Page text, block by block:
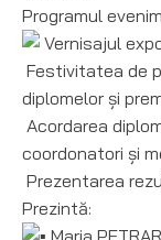
Programul
Vernisajul
Festivitatea de
diplomelor și
Acordarea
coordonatori și
Prezentarea
Prezintă:
Maria